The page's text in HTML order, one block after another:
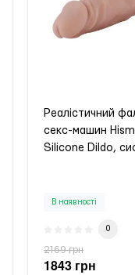
Реалістичний
секс-машин
Silicone Dildo,
В наявності
0
2169 грн
1843 грн